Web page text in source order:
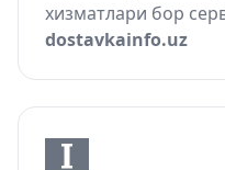
хизматлари бор
dostavkainfo.uz